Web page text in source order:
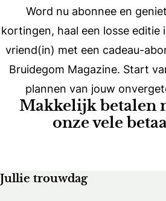
Word nu abonnee en
kortingen, haal een losse editie
vriend(in) met een cadeau-
Bruidegom Magazine. Start
plannen van jouw
Makkelijk betalen
onze vele
Jullie trouwdag